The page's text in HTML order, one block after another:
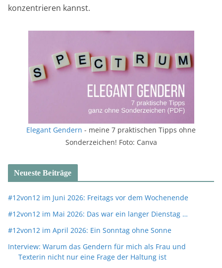
konzentrieren kannst.
Elegant Gendern - meine 7 praktischen Tipps ohne
Sonderzeichen! Foto: Canva
Neueste Beiträge
#12von12 im Juni 2026: Freitags vor dem Wochenende
#12von12 im Mai 2026: Das war ein langer Dienstag …
#12von12 im April 2026: Ein Sonntag ohne Sonne
Interview: Warum das Gendern für mich als Frau und
Texterin nicht nur eine Frage der Haltung ist